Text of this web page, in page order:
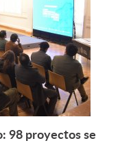
Leer más +
98 proyectos se